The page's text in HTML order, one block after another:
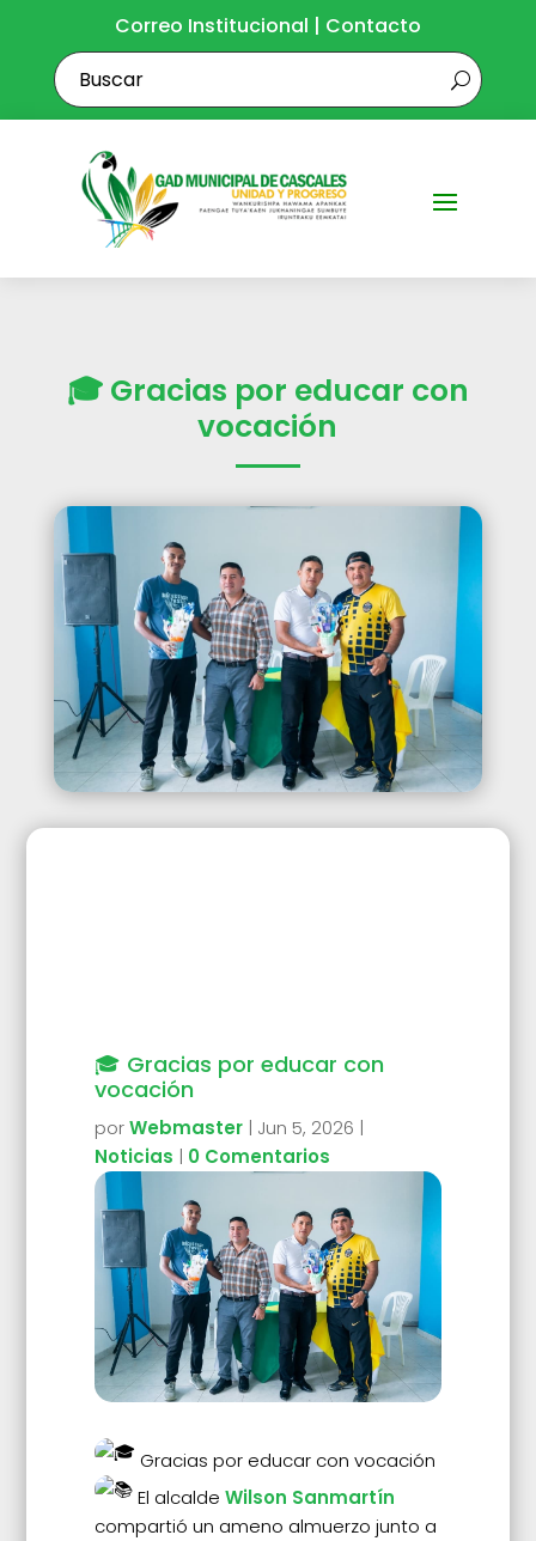
Correo Institucional | Contacto
🎓 Gracias por educar con
vocación
🎓 Gracias por educar con
vocación
porWebmaster| Jun 5, 2026 |
Noticias | 0 Comentarios
Gracias por educar con vocación
El alcalde Wilson Sanmartín
compartió un ameno almuerzo junto a